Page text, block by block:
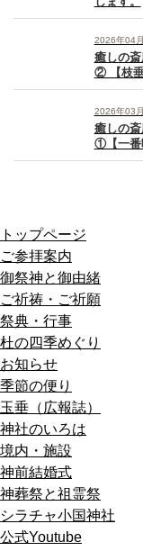
2026年04
癒しの
② 【枝垂
2026年03
癒しの
①【一番
トップページ
ご参拝案内
御祭神と御由緒
ご祈祷・ご祈願
祭典・行事
杜の四季めぐり
お知らせ
季節の便り
玉垂（広報誌）
神社のいろは
境内・施設
神前結婚式
神葬祭と祖霊祭
シラチャ小国神社
公式Youtube